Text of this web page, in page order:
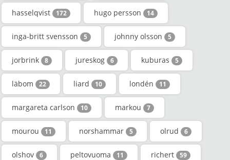
hasselqvist 172 hugo persson 14
inga-britt svensson 5 johnny olsson 5
jorbrink 8 jureskog 6 kuburas 5
läbom 22 liard 10 londén 11
margareta carlson 10 markou 7
mourou 11 norshammar 5 olrud 6
olshov 6 peltovuoma 11 richert 59